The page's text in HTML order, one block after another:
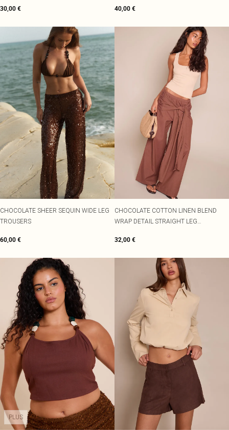
30,00 € 40,00 €
CHOCOLATE SHEER SEQUIN WIDE LEG
TROUSERS
60,00 €
CHOCOLATE COTTON LINEN BLEND
WRAP DETAIL STRAIGHT LEG
32,00 €
PLUS